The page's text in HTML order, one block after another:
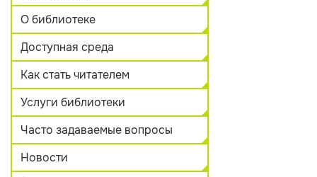
О библиотеке
Доступная среда
Как стать читателем
Услуги библиотеки
Часто задаваемые вопросы
Новости